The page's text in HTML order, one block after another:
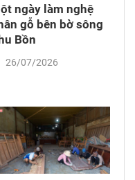
ngày làm nghệ
gỗ bên bờ sông
Bồn
26/07/2026